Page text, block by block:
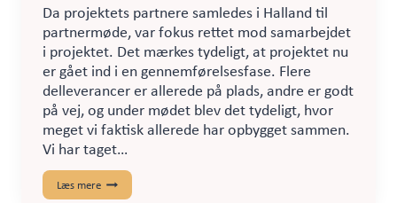
Da projektets partnere samledes i Halland til
partnermøde, var fokus rettet mod samarbejdet
i projektet. Det mærkes tydeligt, at projektet nu
er gået ind i en gennemførelsesfase. Flere
delleverancer er allerede på plads, andre er godt
på vej, og under mødet blev det tydeligt, hvor
meget vi faktisk allerede har opbygget sammen.
Vi har taget…
Læs mere Partnermøde
med